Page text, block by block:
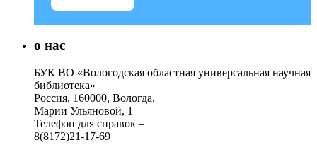
о нас
БУК ВО «Вологодская областная универсальная научная
библиотека»
Россия, 160000, Вологда,
Марии Ульяновой, 1
Телефон для справок –
8(8172)21-17-69